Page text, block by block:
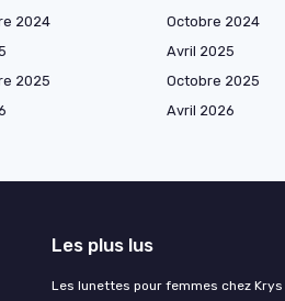
2024 Octobre 2024
Avril 2025
2025 Octobre 2025
Avril 2026
Les plus lus
Les lunettes pour femmes chez Krys